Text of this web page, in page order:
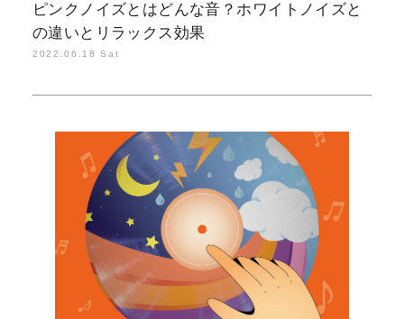
ピンクノイズとはどんな音？ホワイトノイズと
の違いとリラックス効果
2022.06.18 Sat